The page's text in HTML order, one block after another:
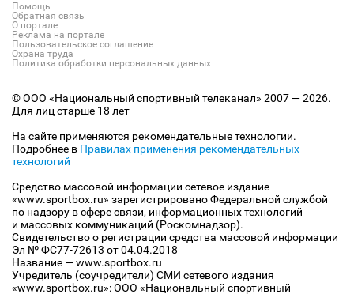
Помощь
Обратная связь
О портале
Реклама на портале
Пользовательское соглашение
Охрана труда
Политика обработки персональных данных
© ООО «Национальный спортивный телеканал» 2007 — 2026.
Для лиц старше 18 лет
На сайте применяются рекомендательные технологии.
Подробнее в Правилах применения рекомендательных
технологий
Средство массовой информации сетевое издание
«www.sportbox.ru» зарегистрировано Федеральной службой
по надзору в сфере связи, информационных технологий
и массовых коммуникаций (Роскомнадзор).
Свидетельство о регистрации средства массовой информации
Эл № ФС77-72613 от 04.04.2018
Название — www.sportbox.ru
Учредитель (соучредители) СМИ сетевого издания
«www.sportbox.ru»: ООО «Национальный спортивный